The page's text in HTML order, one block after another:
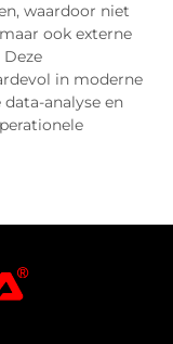
waardoor niet
ook externe
in moderne
analyse en